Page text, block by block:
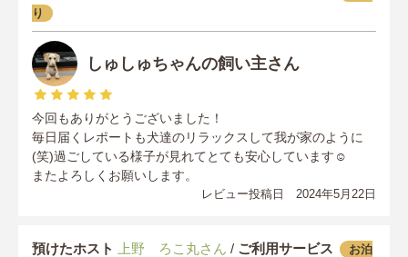
り
しゅしゅちゃんの飼い主さん
今回もありがとうございました！
毎日届くレポートも犬達のリラックスして我が家のように
(笑)過ごしている様子が見れてとても安心しています☺︎
またよろしくお願いします。
レビュー投稿日 2024年5月22日
預けたホスト 上野 ろこ丸さん / ご利用サービス
お泊